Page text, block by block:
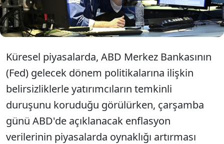
Küresel piyasalarda, ABD Merkez Bankasının
(Fed) gelecek dönem politikalarına ilişkin
belirsizliklerle yatırımcıların temkinli
duruşunu koruduğu görülürken, çarşamba
günü ABD'de açıklanacak enflasyon
verilerinin piyasalarda oynaklığı artırması